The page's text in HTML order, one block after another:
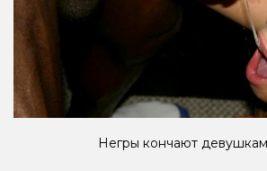
Негры кончают